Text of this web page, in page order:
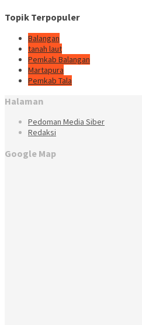
Topik Terpopuler
Balangan
tanah laut
Pemkab Balangan
Martapura
Pemkab Tala
Halaman
Pedoman Media Siber
Redaksi
Google Map